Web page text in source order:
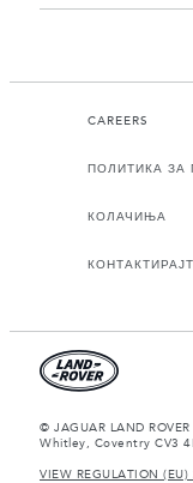
CAREERS
ПОЛИТИКА ЗА
КОЛАЧИЊА
© JAGUAR LAND
Whitley, Coventry CV3
VIEW REGULATION